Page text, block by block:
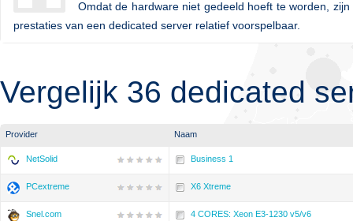
Omdat de hardware niet gedeeld hoeft te worden, zijn
prestaties van een dedicated server relatief voorspelbaar.
Vergelijk 36 dedicated
Provider Naam
NetSolid Business 1
PCextreme X6 Xtreme
Snel.com 4 CORES: Xeon E3-1230 v5/v6